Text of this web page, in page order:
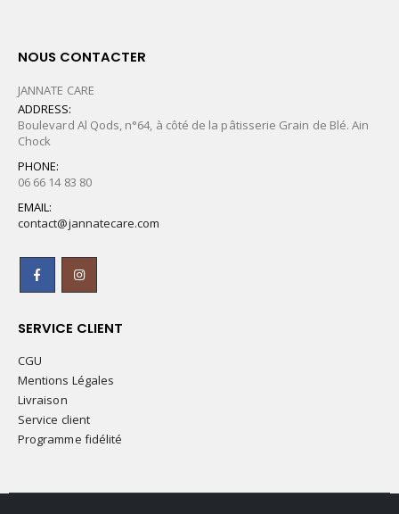
NOUS CONTACTER
JANNATE CARE
ADDRESS:
Boulevard Al Qods, n°64, à côté de la pâtisserie Grain de Blé. Ain
Chock
PHONE:
06 66 14 83 80
EMAIL:
contact@jannatecare.com
SERVICE CLIENT
CGU
Mentions Légales
Livraison
Service client
Programme fidélité